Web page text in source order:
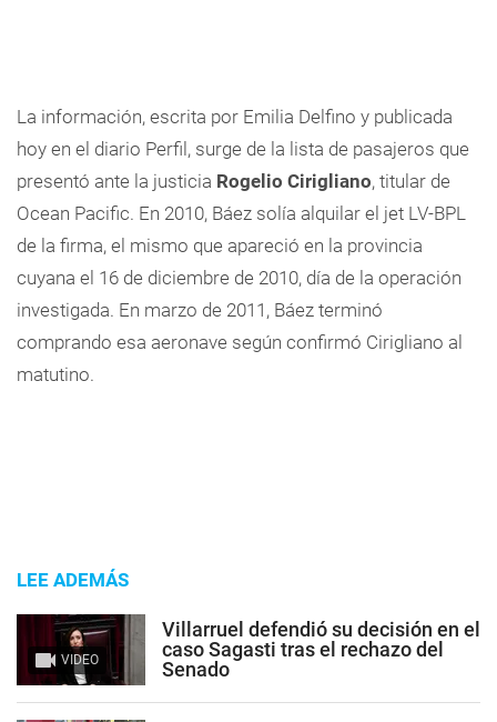
La información, escrita por Emilia Delfino y publicada
hoy en el diario Perfil , surge de la lista de pasajeros que
presentó ante la justicia Rogelio Cirigliano, titular de
Ocean Pacific. En 2010, Báez solía alquilar el jet LV-BPL
de la firma, el mismo que apareció en la provincia
cuyana el 16 de diciembre de 2010, día de la operación
investigada. En marzo de 2011, Báez terminó
comprando esa aeronave según confirmó Cirigliano al
matutino.
LEE ADEMÁS
VIDEO
Villarruel defendió su decisión en el
caso Sagasti tras el rechazo del
Senado